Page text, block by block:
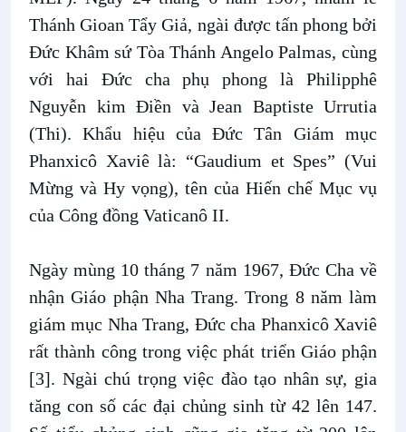
Thánh Gioan Tẩy Giả, ngài được tấn phong bởi
Đức Khâm sứ Tòa Thánh Angelo Palmas, cùng
với hai Đức cha phụ phong là Philipphê
Nguyễn kim Điền và Jean Baptiste Urrutia
(Thi). Khẩu hiệu của Ðức Tân Giám mục
Phanxicô Xaviê là: “Gaudium et Spes” (Vui
Mừng và Hy vọng), tên của Hiến chế Mục vụ
của Công đồng Vaticanô II.
Ngày mùng 10 tháng 7 năm 1967, Ðức Cha về
nhận Giáo phận Nha Trang. Trong 8 năm làm
giám mục Nha Trang, Đức cha Phanxicô Xaviê
rất thành công trong việc phát triển Giáo phận
[3]. Ngài chú trọng việc đào tạo nhân sự, gia
tăng con số các đại chủng sinh từ 42 lên 147.